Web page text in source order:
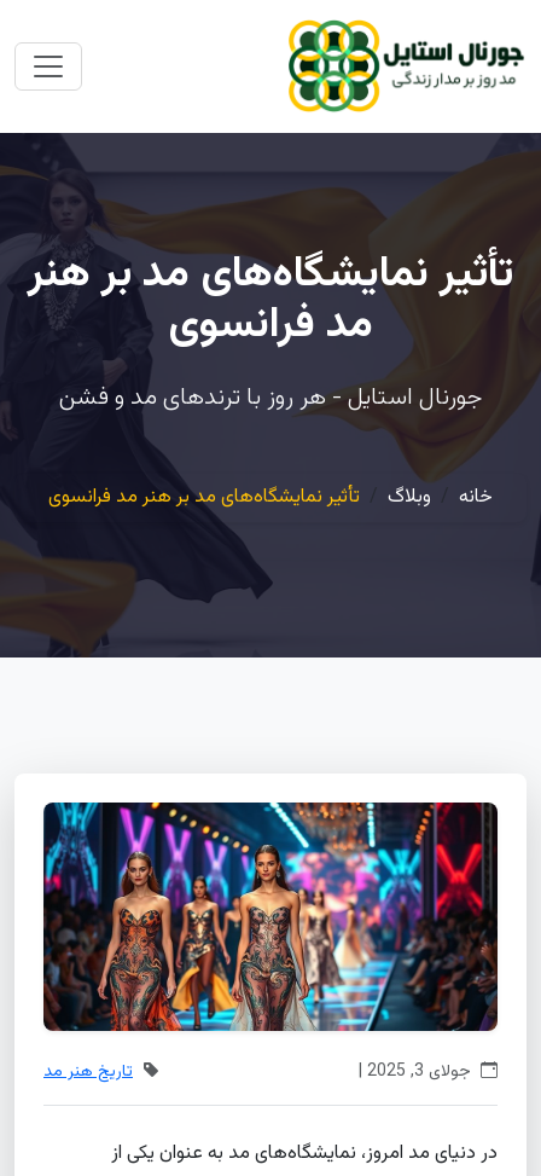
تأثیر نمایشگاه‌های مد بر هنر
مد فرانسوی
جورنال استایل - هر روز با ترندهای مد و فشن
خانه وبلاگ تأثیر نمایشگاه‌های مد بر هنر مد فرانسوی
جولای 3, 2025 | تاریخ هنر مد
در دنیای مد امروز، نمایشگاه‌های مد به عنوان یکی از